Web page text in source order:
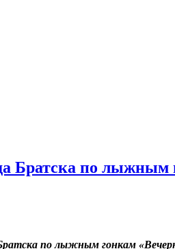
Братска по лыжным
по лыжным гонкам